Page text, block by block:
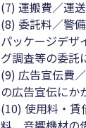
(7) 運搬費／運
(8) 委託料／警
パッケージデザ
グ調査等の委託
(9) 広告宣伝費
の広告宣伝にか
(10) 使用料・賃